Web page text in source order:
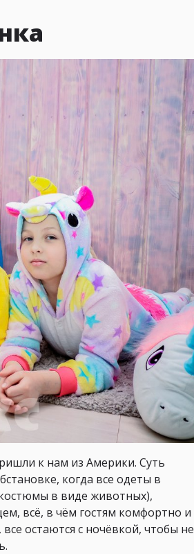
к нам из Америки. Суть
когда все одеты в
в виде животных),
всё, в чём гостям комфортно и
остаются с ночёвкой, чтобы не